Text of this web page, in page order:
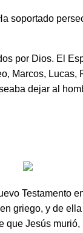
soportado
por Dios. El
Marcos, Lucas,
dejar al
Testamento
griego, y de
que Jesús